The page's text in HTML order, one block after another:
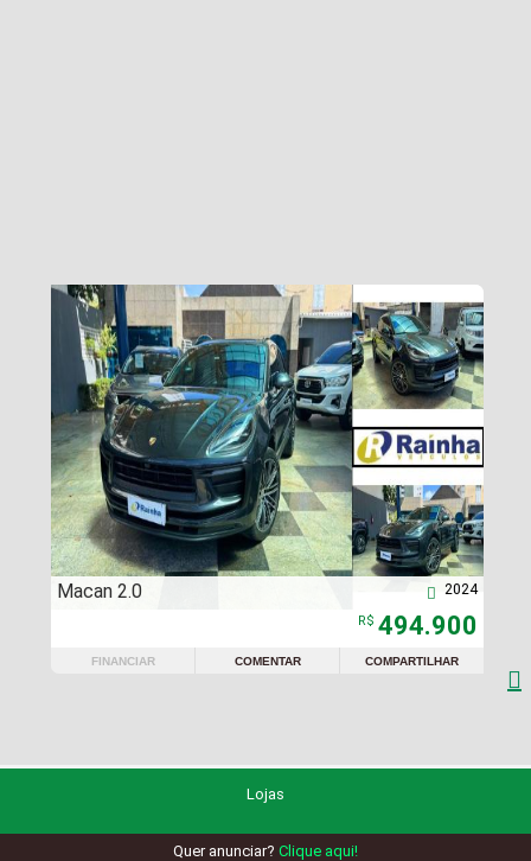
Macan 2.0 2024

R$ 494.900
FINANCIAR COMENTAR COMPARTILHAR

Lojas
Quer anunciar? Clique aqui!